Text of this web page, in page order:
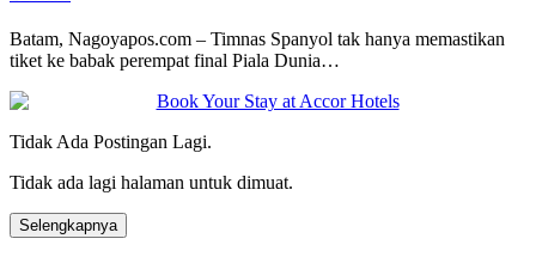
Batam, Nagoyapos.com – Timnas Spanyol tak hanya memastikan
tiket ke babak perempat final Piala Dunia…
Tidak Ada Postingan Lagi.
Tidak ada lagi halaman untuk dimuat.
Selengkapnya